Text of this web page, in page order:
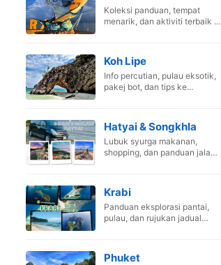
Koleksi panduan, tempat
menarik, dan aktiviti terbaik di
Koh Lipe
Info percutian, pulau eksotik,
pakej bot, dan tips ke
Hatyai & Songkhla
Lubuk syurga makanan,
shopping, dan panduan jalan-
Krabi
Panduan eksplorasi pantai,
pulau, dan rujukan jadual
Phuket